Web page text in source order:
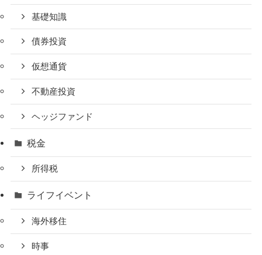
基礎知識
債券投資
仮想通貨
不動産投資
ヘッジファンド
税金
所得税
ライフイベント
海外移住
時事